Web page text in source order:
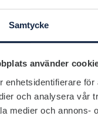
Samtycke
använder
enhetsidentifierare
och analysera vår
medier och annons-